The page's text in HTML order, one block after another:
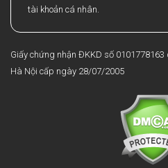
tài khoản cá nhân.
Giấy chứng nhận ĐKKD số
Hà Nội cấp ngày 28/07/2005